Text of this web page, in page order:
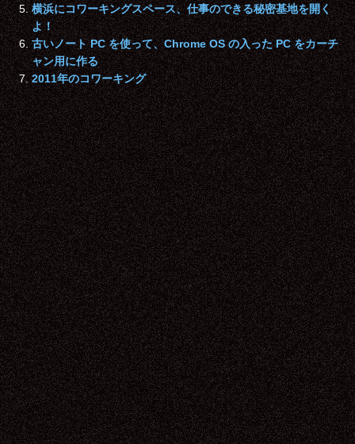
横浜にコワーキングスペース、仕事のできる秘密基地を開く
よ！
古いノート PC を使って、Chrome OS の入った PC をカーチ
ャン用に作る
2011年のコワーキング